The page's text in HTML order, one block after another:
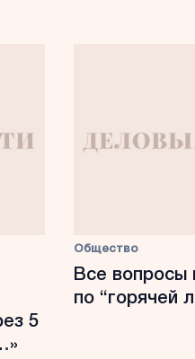
5
Общество
Все
по “горячей